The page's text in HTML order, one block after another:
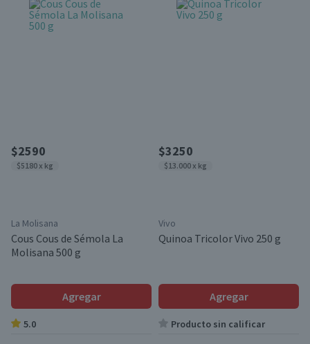
$2590
$5180 x kg
La Molisana
Cous Cous de Sémola La
Molisana 500 g
Agregar
5.0
$3250
$13.000 x kg
Vivo
Quinoa Tricolor Vivo 250 g
Agregar
Producto sin calificar